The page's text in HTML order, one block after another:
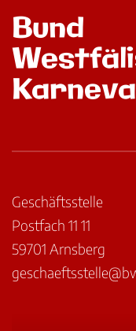
Bund
Geschäftsstelle
Postfach 11 11
59701 Arnsberg